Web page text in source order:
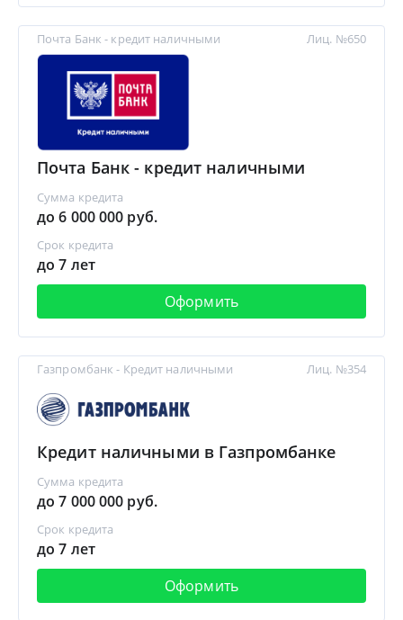
Почта Банк - кредит наличными
Почта Банк - кредит наличными
Сумма кредита
до 6 000 000 руб.
Срок кредита
до 7 лет
Оформить
Лиц. №650
Газпромбанк - Кредит наличными
Кредит наличными в Газпромбанке
Сумма кредита
до 7 000 000 руб.
Срок кредита
до 7 лет
Оформить
Лиц. №354